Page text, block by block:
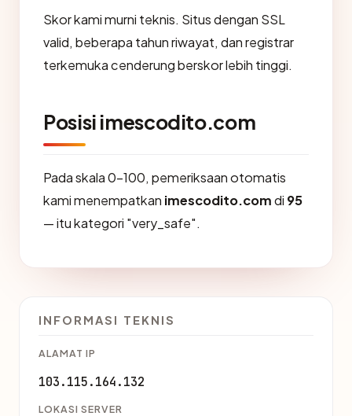
Skor kami murni teknis. Situs dengan SSL
valid, beberapa tahun riwayat, dan registrar
terkemuka cenderung berskor lebih tinggi.
Posisi imescodito.com
Pada skala 0-100, pemeriksaan otomatis
kami menempatkan imescodito.comdi 95
— itu kategori "very_safe".
INFORMASI TEKNIS
ALAMAT IP
103.115.164.132
LOKASI SERVER